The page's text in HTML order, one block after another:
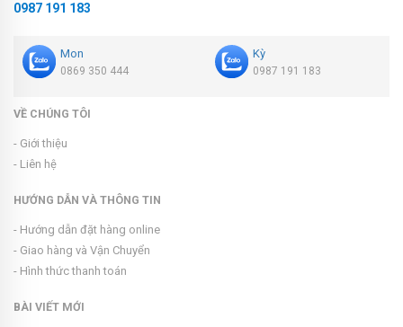
0987 191 183
Mon
0869 350 444
Kỳ
0987 191 183
VỀ CHÚNG TÔI
- Giới thiệu
- Liên hệ
HƯỚNG DẪN VÀ THÔNG TIN
- Hướng dẫn đặt hàng online
- Giao hàng và Vận Chuyển
- Hình thức thanh toán
BÀI VIẾT MỚI